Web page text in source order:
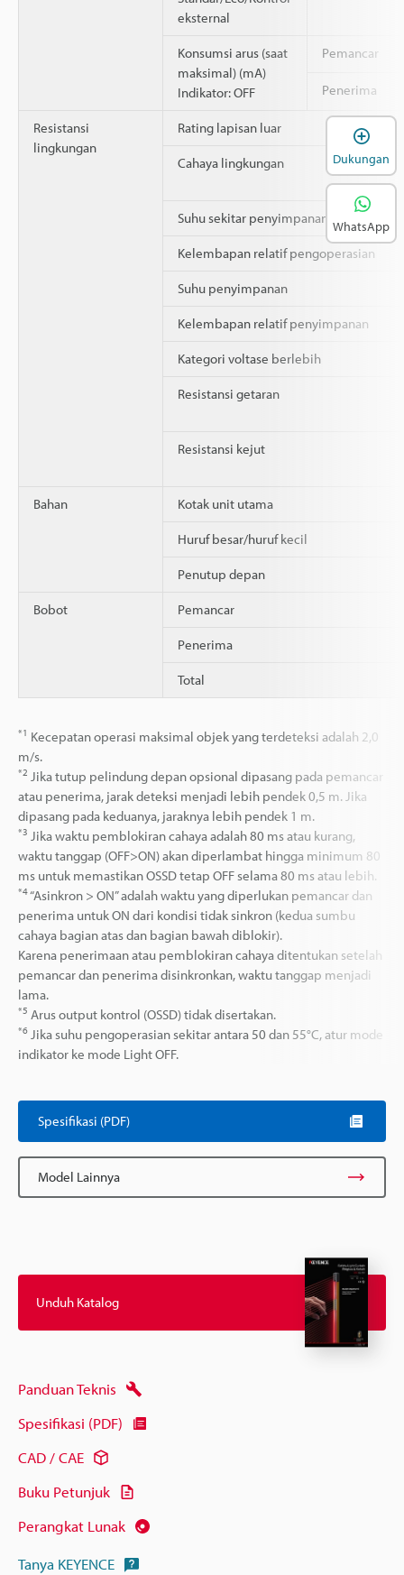
eksternal
Konsumsi arus (saat
maksimal) (mA)
Indikator: OFF
Pemancar
Penerima
Resistansi
lingkungan
Rating lapisan luar
Cahaya lingkungan
Suhu sekitar penyimpanan
Kelembapan relatif pengoperasian
Suhu penyimpanan
Kelembapan relatif penyimpanan
Kategori voltase berlebih
Resistansi getaran
Resistansi kejut
Bahan Kotak unit utama
Huruf besar/huruf kecil
Penutup depan
Bobot Pemancar
Penerima
Total
*1 Kecepatan operasi maksimal objek yang terdeteksi adalah 2,0
m/s.
*2 Jika tutup pelindung depan opsional dipasang pada pemancar
atau penerima, jarak deteksi menjadi lebih pendek 0,5 m. Jika
dipasang pada keduanya, jaraknya lebih pendek 1 m.
*3 Jika waktu pemblokiran cahaya adalah 80 ms atau kurang,
waktu tanggap (OFF>ON) akan diperlambat hingga minimum 80
ms untuk memastikan OSSD tetap OFF selama 80 ms atau lebih.
*4“Asinkron > ON” adalah waktu yang diperlukan pemancar dan
penerima untuk ON dari kondisi tidak sinkron (kedua sumbu
cahaya bagian atas dan bagian bawah diblokir).
Karena penerimaan atau pemblokiran cahaya ditentukan setelah
pemancar dan penerima disinkronkan, waktu tanggap menjadi
lama.
*5 Arus output kontrol (OSSD) tidak disertakan.
*6 Jika suhu pengoperasian sekitar antara 50 dan 55°C, atur mode
indikator ke mode Light OFF.
Spesifikasi (PDF)
Model Lainnya
Unduh Katalog
Panduan Teknis
Spesifikasi (PDF)
CAD / CAE
Buku Petunjuk
Perangkat Lunak
Tanya KEYENCE
Dukungan
WhatsApp